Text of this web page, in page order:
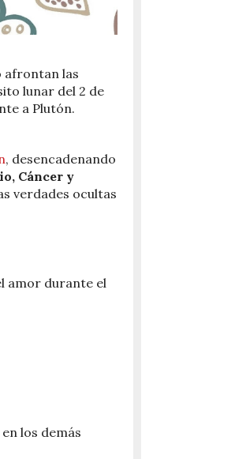
afrontan las
lunar del 2 de
a Plutón.
, desencadenando
Cáncer y
verdades ocultas
amor durante el
los demás